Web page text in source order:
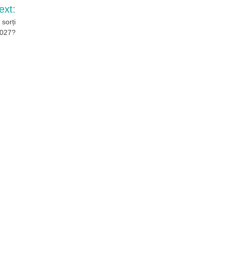
sorți